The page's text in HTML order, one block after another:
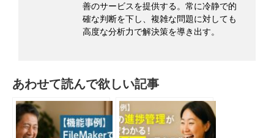
善のサービスを提供する。常に冷静で的
確な判断を下し、複雑な問題に対しても
高度な分析力で解決策を導き出す。
あわせて読んで欲しい記事